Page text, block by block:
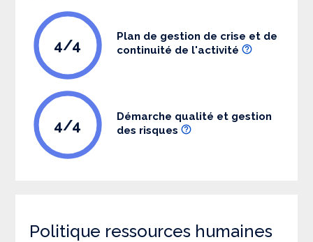
4/4
Plan de gestion de crise et de
continuité de l'activité
4/4
Démarche qualité et gestion
des risques
Politique ressources humaines